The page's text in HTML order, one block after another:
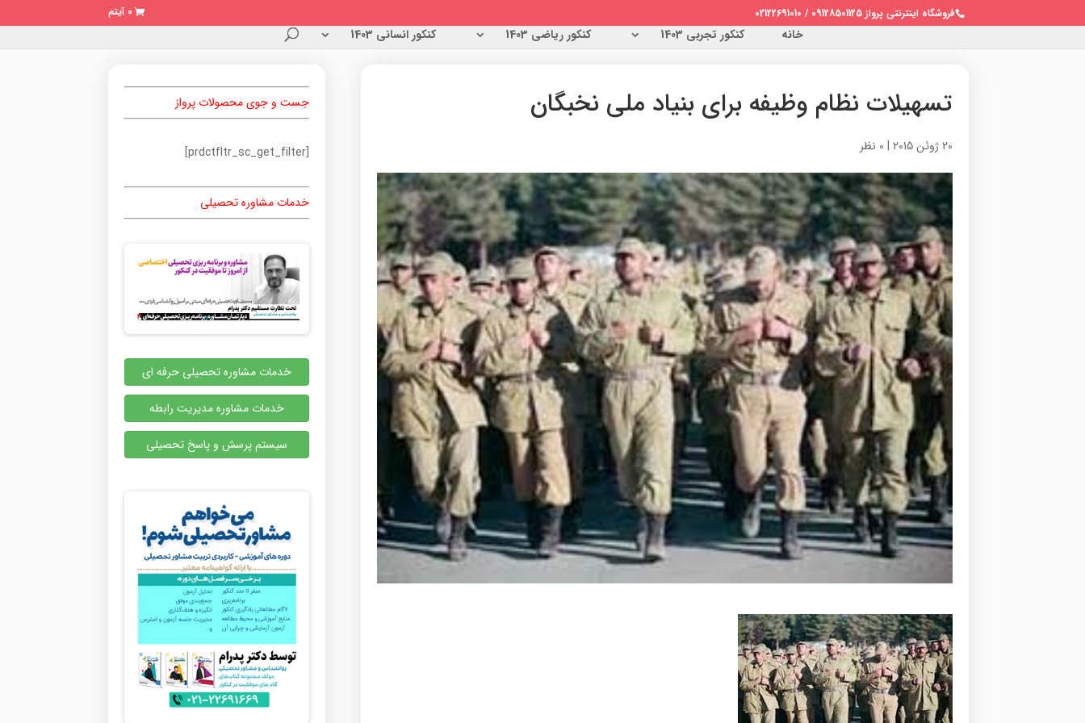
فروشگاه اینترنتی پرواز 09128501125 / 02122691010 0 آیتم
خانه کنکور تجربی 1403 کنکور ریاضی 1403 کنکور انسانی 1403
تسهیلات نظام وظیفه برای بنیاد ملی نخبگان
20 ژوئن 2015 | 0 نظر
جست و جوی محصولات پرواز
[prdctfltr_sc_get_filter]
خدمات مشاوره تحصیلی
خدمات مشاوره تحصیلی حرفه ای
خدمات مشاوره مدیریت رابطه
سیستم پرسش و پاسخ تحصیلی